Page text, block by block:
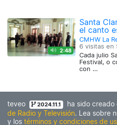
2:48
Santa
el canto
CMHW La
6 visitas en
Cada julio
Festival, o
con …
teveo 2024.11.1 ha sido creado
de Radio y Televisión. Lea sobre
y los términos y condiciones de